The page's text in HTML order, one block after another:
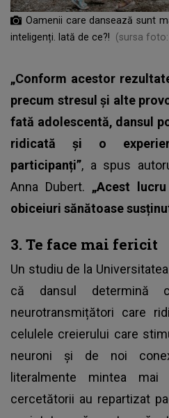
Oamenii care dansează sunt
inteligenți. Iată de ce?!
(sursa foto:
„Conform acestor
precum stresul și alte
fată adolescentă, dansul
ridicată și o
participanți”, a spus
Anna Dubert. „Acest
obiceiuri sănătoase
3. Te face mai fericit
Un studiu de la
că dansul determină
neurotransmițători care
celulele creierului care
neuroni și de noi
literalmente mintea mai
cercetătorii au repartizat